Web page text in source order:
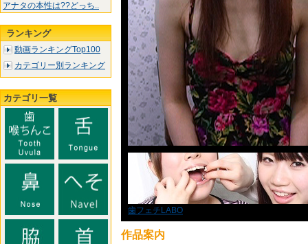
アナタの本性は??どっち..
ランキング
動画ランキングTop100
カテゴリー別ランキング
カテゴリ一覧
歯フェチLABO
作品案内